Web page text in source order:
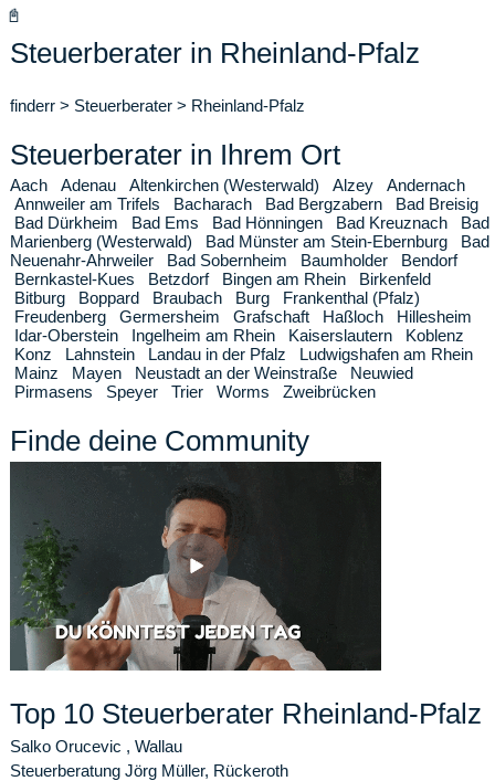
📓
Steuerberater in Rheinland-Pfalz
finderr > Steuerberater > Rheinland-Pfalz
Steuerberater in Ihrem Ort
Aach Adenau Altenkirchen (Westerwald) Alzey
Andernach
Annweiler am Trifels
Bacharach Bad Bergzabern
Bad Breisig
Bad Dürkheim
Bad Ems Bad Hönningen Bad Kreuznach
Bad
Marienberg (Westerwald)
Bad Münster am Stein-Ebernburg
Bad
Neuenahr-Ahrweiler
Bad Sobernheim Baumholder
Bendorf
Bernkastel-Kues
Betzdorf Bingen am Rhein
Birkenfeld
Bitburg
Boppard Braubach Burg
Frankenthal (Pfalz)
Freudenberg
Germersheim Grafschaft Haßloch
Hillesheim
Idar-Oberstein
Ingelheim am Rhein Kaiserslautern
Koblenz
Konz
Lahnstein Landau in der Pfalz
Ludwigshafen am Rhein
Mainz
Mayen Neustadt an der Weinstraße
Neuwied
Pirmasens
Speyer Trier Worms Zweibrücken
Finde deine Community
Top 10 Steuerberater Rheinland-Pfalz
Salko Orucevic , Wallau
Steuerberatung Jörg Müller, Rückeroth